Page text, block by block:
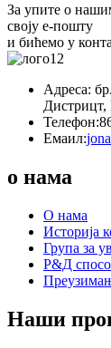
За упите о
своју е-пошту
и бићемо у
Адреса:
Дистрицт,
Телефон:
Емаил:
о нама
О нама
Историја
Група за
Р&Д
Наши